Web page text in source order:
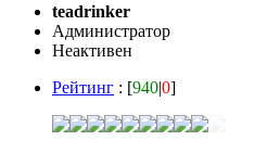
teadrinker
Администратор
Неактивен
Рейтинг : [940|0]